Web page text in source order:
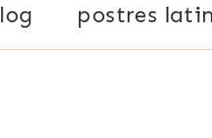
postres